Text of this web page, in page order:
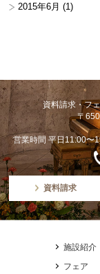
2015年6月 (1)
資料請求・フ
〒
営業時間 平日11:00〜
資料請求
施設紹介
フェア